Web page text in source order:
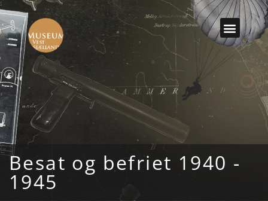
Besat og befriet 1940 -
1945